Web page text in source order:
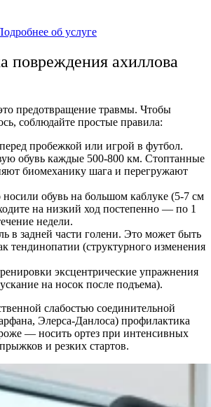
об услуге
повреждения ахиллова
предотвращение травмы. Чтобы
соблюдайте простые правила:
пробежкой или игрой в футбол.
обувь каждые 500-800 км. Стоптанные
биомеханику шага и перегружают
обувь на большом каблуке (5-7 см
на низкий ход постепенно — по 1
недели.
в задней части голени. Это может быть
тендинопатии (структурного изменения
эксцентрические упражнения
на носок после подъема).
слабостью соединительной
Элерса-Данлоса) профилактика
— носить ортез при интенсивных
и резких стартов.